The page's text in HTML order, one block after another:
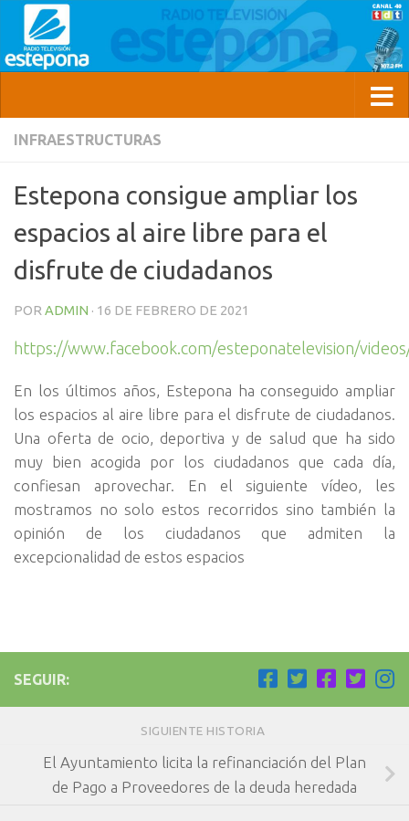
INFRAESTRUCTURAS
Estepona consigue ampliar los
espacios al aire libre para el
disfrute de ciudadanos
POR ADMIN · 16 DE FEBRERO DE 2021
https://www.facebook.com/esteponatelevision/
En los últimos años, Estepona ha conseguido ampliar
los espacios al aire libre para el disfrute de ciudadanos.
Una oferta de ocio, deportiva y de salud que ha sido
muy bien acogida por los ciudadanos que cada día,
confiesan aprovechar. En el siguiente vídeo, les
mostramos no solo estos recorridos sino también la
opinión de los ciudadanos que admiten la
excepcionalidad de estos espacios
SEGUIR:
SIGUIENTE HISTORIA
El Ayuntamiento licita la refinanciación del Plan
de Pago a Proveedores de la deuda heredada